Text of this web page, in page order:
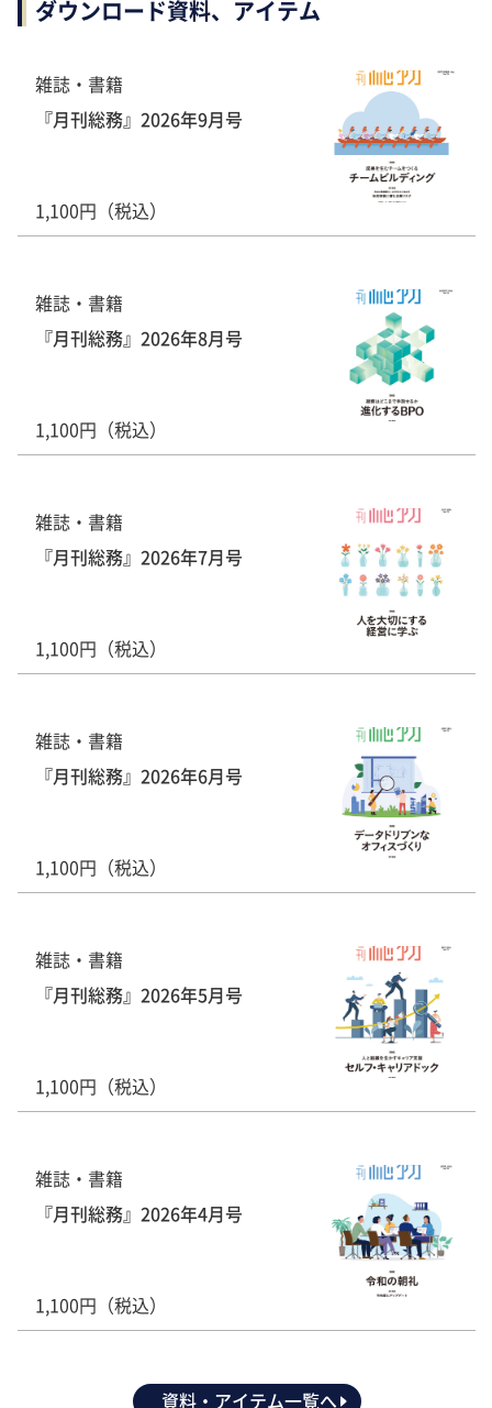
ダウンロード資料、アイテム
雑誌・書籍
『月刊総務』2026年9月号
1,100円（税込）
雑誌・書籍
『月刊総務』2026年8月号
1,100円（税込）
雑誌・書籍
『月刊総務』2026年7月号
1,100円（税込）
雑誌・書籍
『月刊総務』2026年6月号
1,100円（税込）
雑誌・書籍
『月刊総務』2026年5月号
1,100円（税込）
雑誌・書籍
『月刊総務』2026年4月号
1,100円（税込）
資料・アイテム一覧へ